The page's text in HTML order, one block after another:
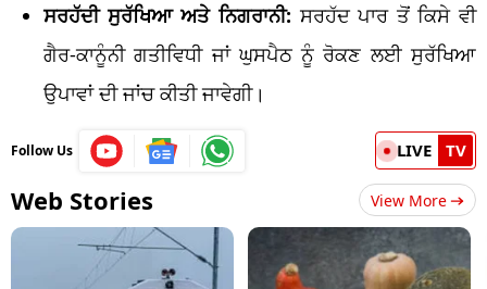
ਸਰਹੱਦੀ ਸੁਰੱਖਿਆ ਅਤੇ ਨਿਗਰਾਨੀ: ਸਰਹੱਦ ਪਾਰ ਤੋਂ ਕਿਸੇ ਵੀ
ਗੈਰ-ਕਾਨੂੰਨੀ ਗਤੀਵਿਧੀ ਜਾਂ ਘੁਸਪੈਠ ਨੂੰ ਰੋਕਣ ਲਈ ਸੁਰੱਖਿਆ
ਉਪਾਵਾਂ ਦੀ ਜਾਂਚ ਕੀਤੀ ਜਾਵੇਗੀ।
Follow Us LIVE TV
Web Stories View More